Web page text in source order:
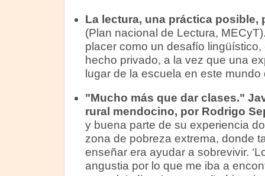
La lectura, una práctica posible,
(Plan nacional de Lectura,
placer como un desafío
hecho privado, a la vez que una
lugar de la escuela en este
"Mucho más que dar clases."
rural mendocino, por Rodrigo
y buena parte de su experiencia
zona de pobreza extrema, donde
enseñar era ayudar a sobrevivir.
angustia por lo que me iba a